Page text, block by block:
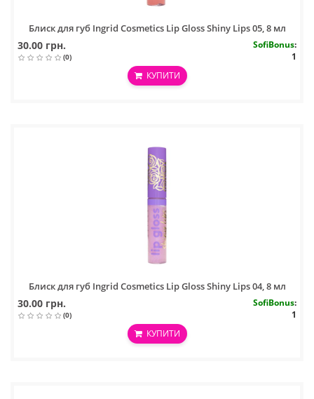
Блиск для губ Ingrid Cosmetics Lip Gloss Shiny Lips 05, 8 мл
30.00 грн.
(0)
SofiBonus:
1
КУПИТИ
Блиск для губ Ingrid Cosmetics Lip Gloss Shiny Lips 04, 8 мл
30.00 грн.
(0)
SofiBonus:
1
КУПИТИ